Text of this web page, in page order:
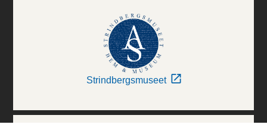
Strindbergsmuseet